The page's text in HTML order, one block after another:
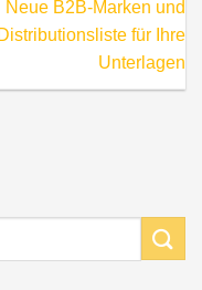
Neue B2B-Marken und
Distributionsliste für Ihre
Unterlagen